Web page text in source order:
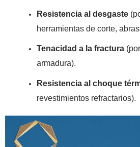
Resistencia al desgaste
herramientas de corte,
Tenacidad a la fractura
armadura).
Resistencia al choque
revestimientos refractarios).